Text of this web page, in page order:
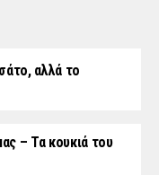
αλλά το
– Τα κουκιά του